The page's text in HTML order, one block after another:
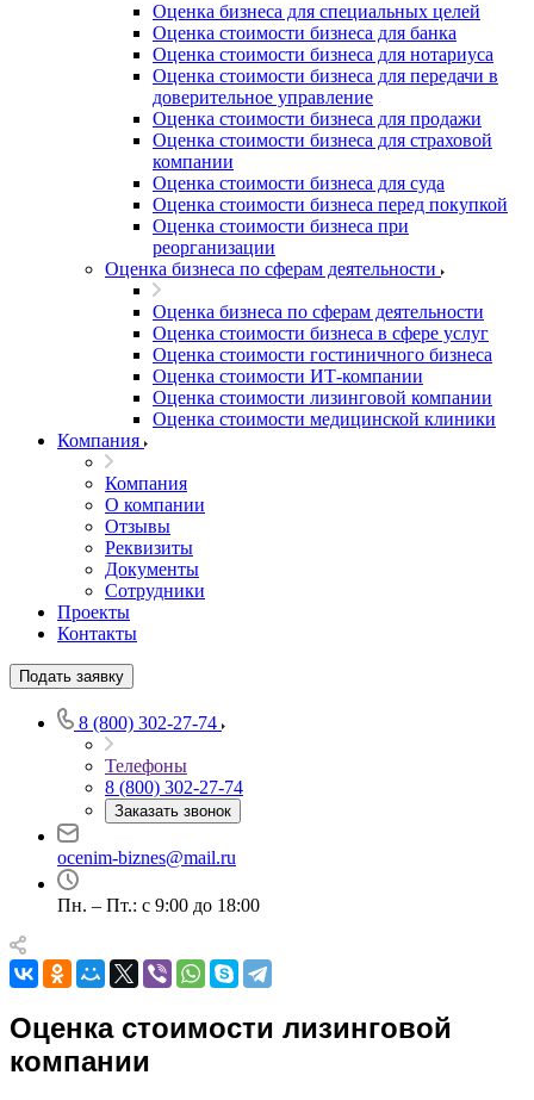
Оценка бизнеса для специальных целей
Оценка стоимости бизнеса для банка
Оценка стоимости бизнеса для нотариуса
Оценка стоимости бизнеса для передачи в
доверительное управление
Оценка стоимости бизнеса для продажи
Оценка стоимости бизнеса для страховой
компании
Оценка стоимости бизнеса для суда
Оценка стоимости бизнеса перед покупкой
Оценка стоимости бизнеса при
реорганизации
Оценка бизнеса по сферам деятельности
Оценка бизнеса по сферам деятельности
Оценка стоимости бизнеса в сфере услуг
Оценка стоимости гостиничного бизнеса
Оценка стоимости ИТ-компании
Оценка стоимости лизинговой компании
Оценка стоимости медицинской клиники
Компания
Компания
О компании
Отзывы
Реквизиты
Документы
Сотрудники
Проекты
Контакты
Подать заявку
8 (800) 302-27-74
Телефоны
8 (800) 302-27-74
Заказать звонок
ocenim-biznes@mail.ru
Пн. – Пт.: с 9:00 до 18:00
Оценка стоимости лизинговой
компании
Выберите ваш город
Например:Анжеро-Судженск
Аксай
Альметьевск
Анапа
Ангарск
Анжеро-Судженск
Апатиты
Апрелевка